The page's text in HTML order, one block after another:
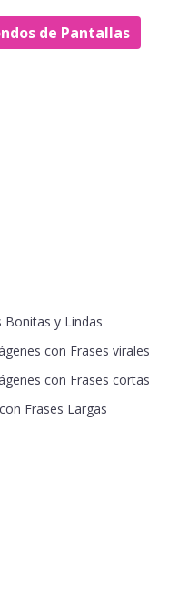
de Pantallas
Bonitas y Lindas
con Frases virales
con Frases cortas
Frases Largas